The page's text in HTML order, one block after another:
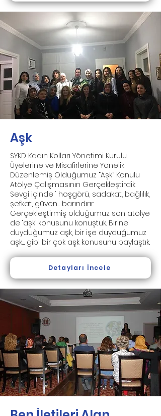
Aşk
SYKD Kadın Kolları Yönetimi Kurulu
Üyelerine ve Misafirlerine Yönelik
Düzenlemiş Olduğumuz “Aşk” Konulu
Atölye Çalışmasının Gerçekleştirdik
Sevgi içinde ‘ hoşgörü, sadakat, bağlılık,
şefkat, güven… barındırır.
Gerçekleştirmiş olduğumuz son atölye
de ‘aşk’ konusunu konuştuk. Birine
duyduğumuz aşk, bir işe duyduğumuz
aşk… gibi bir çok aşk konusunu paylaştık.
Detayları İncele